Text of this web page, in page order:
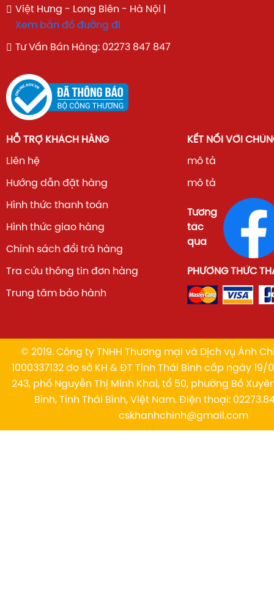
Việt Hưng - Long Biên - Hà Nội |
Xem bản đồ đường đi
Tư Vấn Bán Hàng: 02273 847 847
HỖ TRỢ KHÁCH HÀNG
Liên hệ
Hướng dẫn đặt hàng
Hình thức thanh toán
Hình thức giao hàng
Chính sách đổi trả hàng
Tra cứu thông tin đơn hàng
Trung tâm bảo hành
KẾT NỐI VỚI
mô tả
mô tả
Tương
tác
qua
PHƯƠNG THỨC
© 2019. Công ty TNHH Thương mại và Dịch vụ Ánh
1000337132 do sở KH & ĐT Tỉnh Thái Bình cấp ngày 19/
243, phố Nguyễn Thị Minh Khai, tổ 50, phường Bồ
Bình, Tỉnh Thái Bình, Việt Nam. Điện thoại:
cskhanhchinh@gmail.com